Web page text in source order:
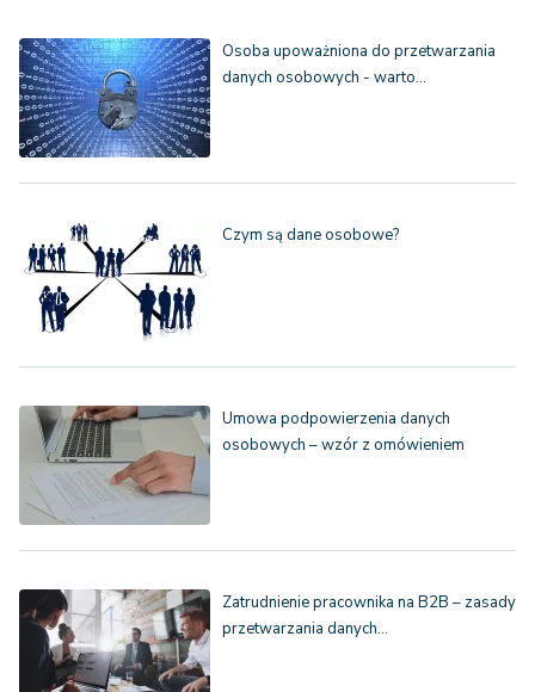
Osoba upoważniona do przetwarzania
danych osobowych - warto…
Czym są dane osobowe?
Umowa podpowierzenia danych
osobowych – wzór z omówieniem
Zatrudnienie pracownika na B2B – zasady
przetwarzania danych…